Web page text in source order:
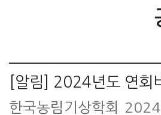
[알림] 2024년도 연회
한국농림기상학회